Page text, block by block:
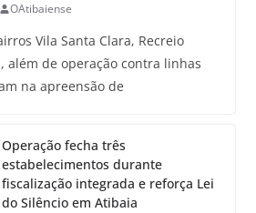
OAtibaiense
Vila Santa Clara, Recreio
além de operação contra linhas
na apreensão de
Operação fecha três
estabelecimentos durante
fiscalização integrada e reforça Lei
do Silêncio em Atibaia